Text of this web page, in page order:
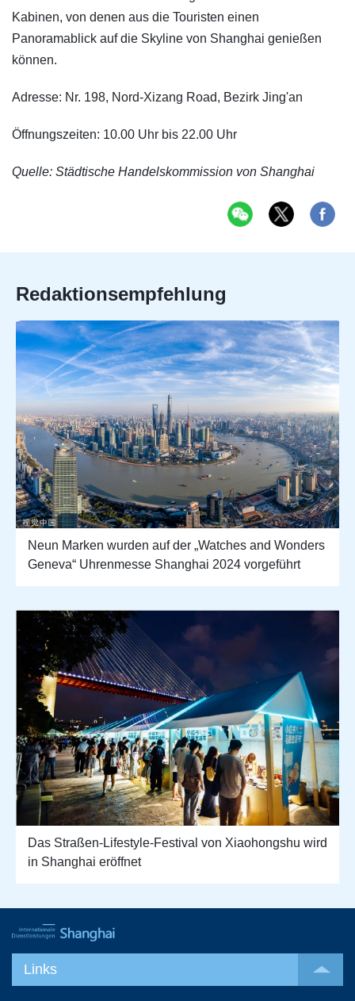
Kabinen, von denen aus die Touristen einen
Panoramablick auf die Skyline von Shanghai genießen
können.
Adresse: Nr. 198, Nord-Xizang Road, Bezirk Jing'an
Öffnungszeiten: 10.00 Uhr bis 22.00 Uhr
Quelle: Städtische Handelskommission von Shanghai
Redaktionsempfehlung
Neun Marken wurden auf der „Watches and Wonders
Geneva“ Uhrenmesse Shanghai 2024 vorgeführt
Das Straßen-Lifestyle-Festival von Xiaohongshu wird
in Shanghai eröffnet
Links